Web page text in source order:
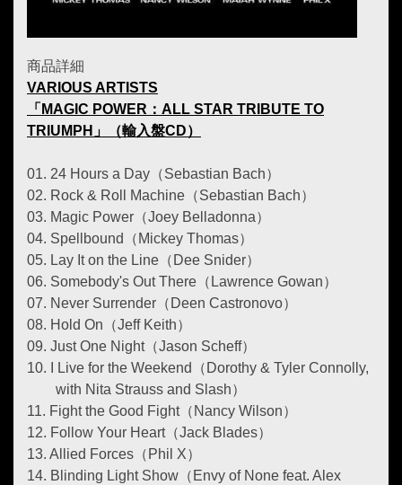
商品詳細
VARIOUS ARTISTS
「MAGIC POWER：ALL STAR TRIBUTE TO
TRIUMPH」（輸入盤CD）
01. 24 Hours a Day（Sebastian Bach）
02. Rock & Roll Machine（Sebastian Bach）
03. Magic Power（Joey Belladonna）
04. Spellbound（Mickey Thomas）
05. Lay It on the Line（Dee Snider）
06. Somebody's Out There（Lawrence Gowan）
07. Never Surrender（Deen Castronovo）
08. Hold On（Jeff Keith）
09. Just One Night（Jason Scheff）
10. I Live for the Weekend（Dorothy & Tyler Connolly,
with Nita Strauss and Slash）
11. Fight the Good Fight（Nancy Wilson）
12. Follow Your Heart（Jack Blades）
13. Allied Forces（Phil X）
14. Blinding Light Show（Envy of None feat. Alex